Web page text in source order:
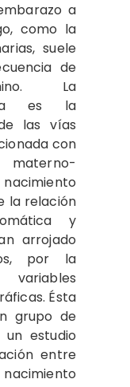
a
como la
suele
de
La
es la
las vías
con
materno-
la relación
y
arrojado
por la
variables
Ésta
grupo de
un estudio
entre